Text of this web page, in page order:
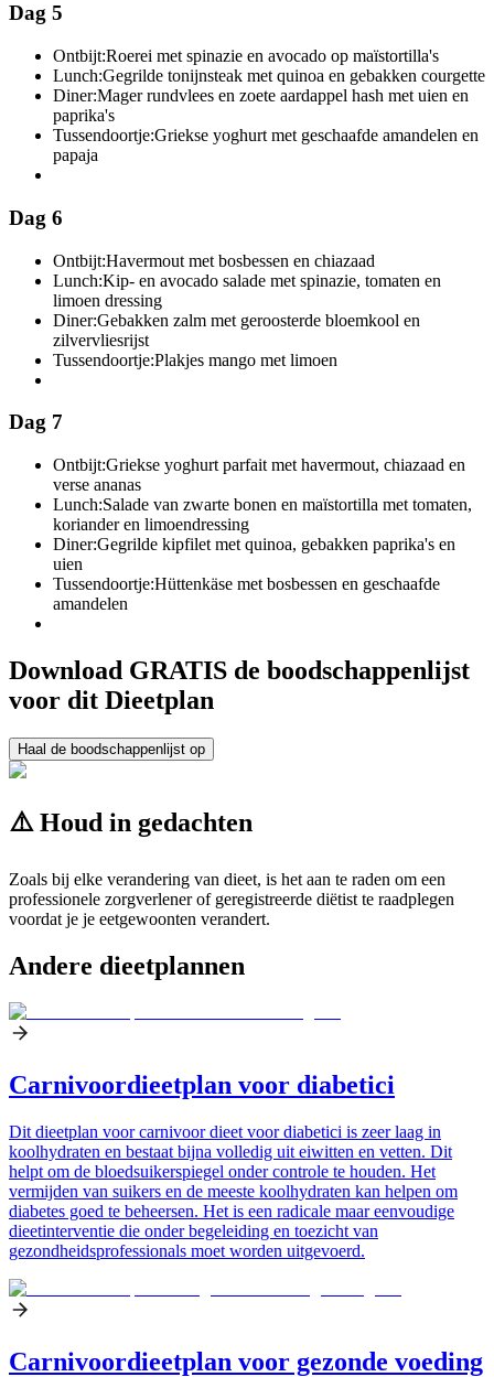
Dag 5
Ontbijt:Roerei met spinazie en avocado op maïstortilla's
Lunch:Gegrilde tonijnsteak met quinoa en gebakken courgette
Diner:Mager rundvlees en zoete aardappel hash met uien en
paprika's
Tussendoortje:Griekse yoghurt met geschaafde amandelen en
papaja
Dag 6
Ontbijt:Havermout met bosbessen en chiazaad
Lunch:Kip- en avocado salade met spinazie, tomaten en
limoen dressing
Diner:Gebakken zalm met geroosterde bloemkool en
zilvervliesrijst
Tussendoortje:Plakjes mango met limoen
Dag 7
Ontbijt:Griekse yoghurt parfait met havermout, chiazaad en
verse ananas
Lunch:Salade van zwarte bonen en maïstortilla met tomaten,
koriander en limoendressing
Diner:Gegrilde kipfilet met quinoa, gebakken paprika's en
uien
Tussendoortje:Hüttenkäse met bosbessen en geschaafde
amandelen
Download GRATIS de boodschappenlijst
voor dit Dieetplan
Haal de boodschappenlijst op
⚠️ Houd in gedachten
Zoals bij elke verandering van dieet, is het aan te raden om een
professionele zorgverlener of geregistreerde diëtist te raadplegen
voordat je je eetgewoonten verandert.
Andere dieetplannen
Carnivoordieetplan voor diabetici
Dit dieetplan voor carnivoor dieet voor diabetici is zeer laag in
koolhydraten en bestaat bijna volledig uit eiwitten en vetten. Dit
helpt om de bloedsuikerspiegel onder controle te houden. Het
vermijden van suikers en de meeste koolhydraten kan helpen om
diabetes goed te beheersen. Het is een radicale maar eenvoudige
dieetinterventie die onder begeleiding en toezicht van
gezondheidsprofessionals moet worden uitgevoerd.
Carnivoordieetplan voor gezonde voeding